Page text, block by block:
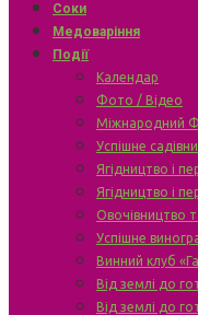
Соки
Медоваріння
Події
Календар
Фото / Відео
Міжнародний
Успішне
Ягідництво і
Ягідництво і
Овочівництво
Успішне
Винний клуб
Від землі до
Від землі до